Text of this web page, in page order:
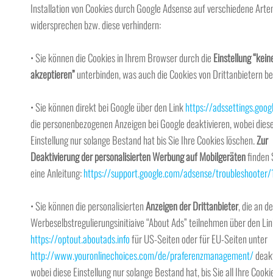
Installation von Cookies durch Google Adsense auf verschiedene
widersprechen bzw. diese verhindern:
• Sie können die Cookies in Ihrem Browser durch die Einstellung
akzeptieren”unterbinden, was auch die Cookies von Drittanbietern
• Sie können direkt bei Google über den Linkhttps://
die personenbezogenen Anzeigen bei Google deaktivieren, wobei
Einstellung nur solange Bestand hat bis Sie Ihre Cookies löschen.Zur
Deaktivierung der personalisierten Werbung auf Mobilgerätenfinden
eine Anleitung:https://support.google.com/adsense/
• Sie können die personalisiertenAnzeigen der Drittanbieter, die an
Werbeselbstregulierungsinitiaive “About Ads” teilnehmen über den
https://optout.aboutads.infofür US-Seiten oder für EU-Seiten unter
http://www.youronlinechoices.com/de/praferenzmanagement/
wobei diese Einstellung nur solange Bestand hat, bis Sie all Ihre